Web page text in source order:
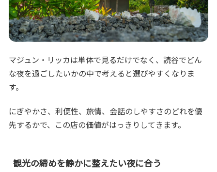
マジュン・リッカは単体で見るだけでなく、読谷でどん
な夜を過ごしたいかの中で考えると選びやすくなりま
す。
にぎやかさ、利便性、旅情、会話のしやすさのどれを優
先するかで、この店の価値がはっきりしてきます。
観光の締めを静かに整えたい夜に合う